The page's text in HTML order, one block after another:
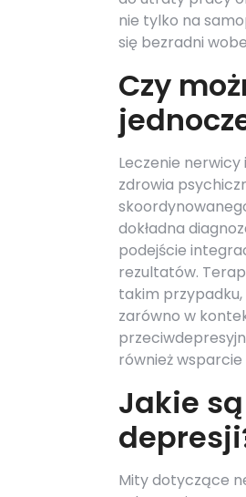
nie tylko na
się bezradni
Czy
Leczenie
zdrowia
dokładna
podejście
rezultatów.
takim
zarówno w
również
Jakie
Mity dotyczące